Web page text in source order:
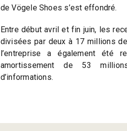
de Vögele Shoes s’est effondré.
Entre début avril et fin juin, les
divisées par deux à 17 millions
l’entreprise a également été
amortissement de 53
d’informations.